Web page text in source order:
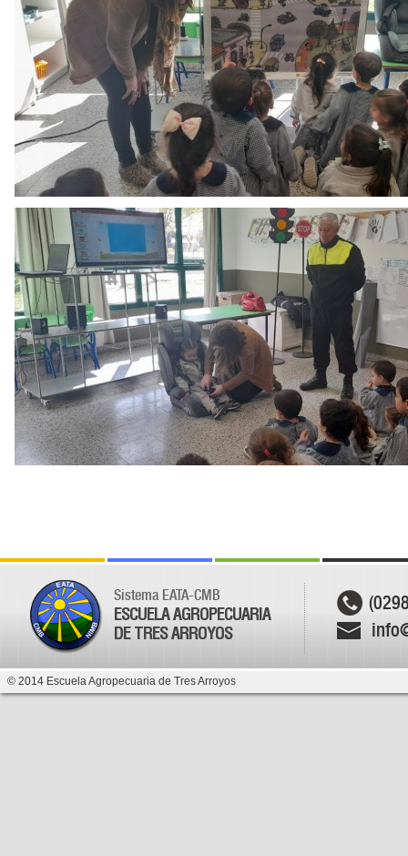
Sistema EATA-CMB
ESCUELA AGROPECUARIA
DE TRES ARROYOS
© 2014 Escuela Agropecuaria de Tres Arroyos